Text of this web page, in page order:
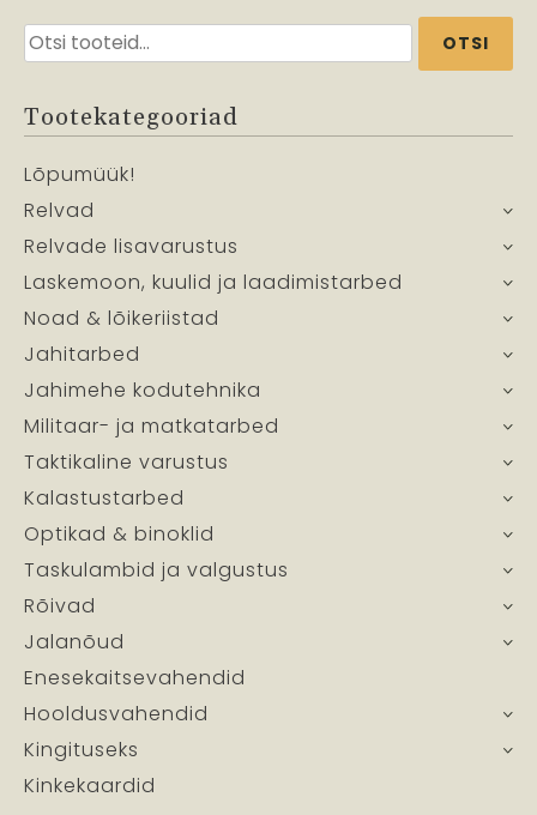
Otsi: OTSI
Tootekategooriad
Lõpumüük!
Relvad
Relvade lisavarustus
Laskemoon, kuulid ja laadimistarbed
Noad & lõikeriistad
Jahitarbed
Jahimehe kodutehnika
Militaar- ja matkatarbed
Taktikaline varustus
Kalastustarbed
Optikad & binoklid
Taskulambid ja valgustus
Rõivad
Jalanõud
Enesekaitsevahendid
Hooldusvahendid
Kingituseks
Kinkekaardid